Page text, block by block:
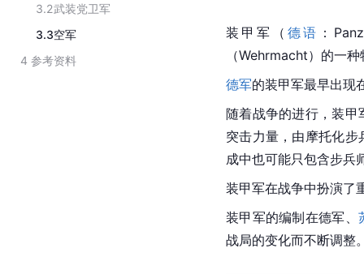
3.2武装党卫军
3.3空军
4 参考资料
装甲军（ 德语 ：
（Wehrmacht）的一
德军的装甲军最早出现
随着战争的进行，装甲
突击力量，由摩托化步
成中也可能只包含步兵
装甲军在战争中扮演了
装甲军的编制在德军、
战局的变化而不断调整